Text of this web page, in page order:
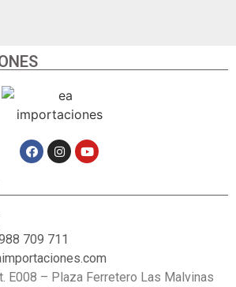
709 711
E008 – Plaza Ferretero Las Malvinas